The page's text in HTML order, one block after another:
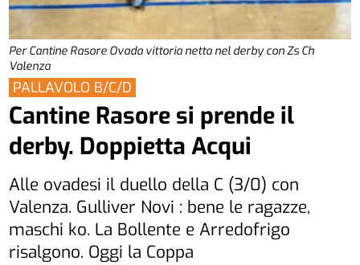
Per Cantine Rasore Ovada vittoria netta nel derby con Zs Ch
Valenza
PALLAVOLO B/C/D
Cantine Rasore si prende il
derby. Doppietta Acqui
Alle ovadesi il duello della C (3/0) con
Valenza. Gulliver Novi : bene le ragazze,
maschi ko. La Bollente e Arredofrigo
risalgono. Oggi la Coppa